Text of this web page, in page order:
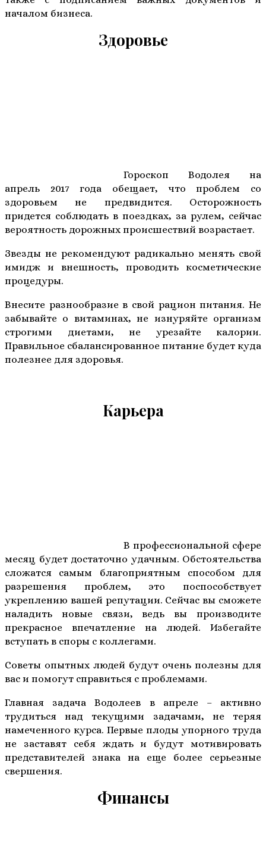
началом бизнеса.
Здоровье
Гороскоп Водолея на
апрель 2017 года обещает, что проблем со
здоровьем не предвидится. Осторожность
придется соблюдать в поездках, за рулем, сейчас
вероятность дорожных происшествий возрастает.
Звезды не рекомендуют радикально менять свой
имидж и внешность, проводить косметические
процедуры.
Внесите разнообразие в свой рацион питания. Не
забывайте о витаминах, не изнуряйте организм
строгими диетами, не урезайте калории.
Правильное сбалансированное питание будет куда
полезнее для здоровья.
Карьера
В профессиональной сфере
месяц будет достаточно удачным. Обстоятельства
сложатся самым благоприятным способом для
разрешения проблем, это поспособствует
укреплению вашей репутации. Сейчас вы сможете
наладить новые связи, ведь вы производите
прекрасное впечатление на людей. Избегайте
вступать в споры с коллегами.
Советы опытных людей будут очень полезны для
вас и помогут справиться с проблемами.
Главная задача Водолеев в апреле – активно
трудиться над текущими задачами, не теряя
намеченного курса. Первые плоды упорного труда
не заставят себя ждать и будут мотивировать
представителей знака на еще более серьезные
свершения.
Финансы